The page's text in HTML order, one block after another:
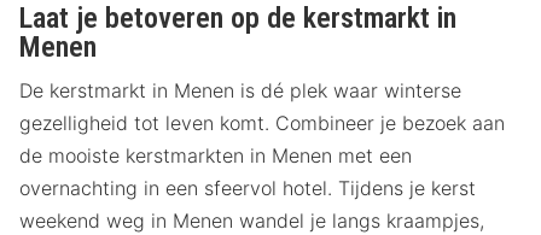
Laat je betoveren op de kerstmarkt in
Menen
De kerstmarkt in Menen is dé plek waar winterse
gezelligheid tot leven komt. Combineer je bezoek aan
de mooiste kerstmarkten in Menen met een
overnachting in een sfeervol hotel. Tijdens je kerst
weekend weg in Menen wandel je langs kraampjes,